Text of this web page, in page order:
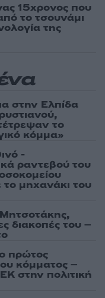
15χρονος που
το τσουνάμι
της
στην Ελπίδα
το
κόμμα»
-
ραντεβού του
μηχανάκι του
διακοπές του –
πρώτος
κόμματος –
στην πολιτική